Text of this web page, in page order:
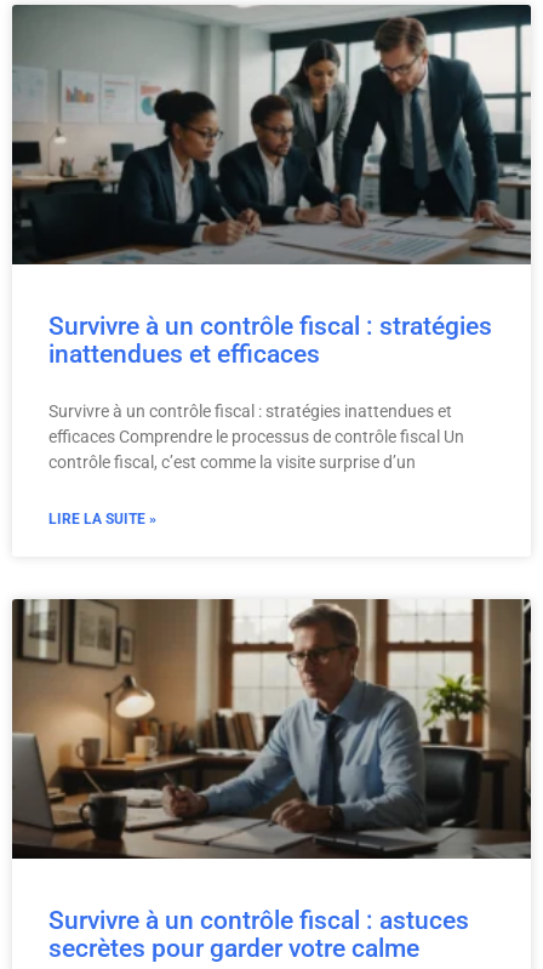
Survivre à un contrôle fiscal : stratégies
inattendues et efficaces
Survivre à un contrôle fiscal : stratégies inattendues et
efficaces Comprendre le processus de contrôle fiscal Un
contrôle fiscal, c’est comme la visite surprise d’un
LIRE LA SUITE »
Survivre à un contrôle fiscal : astuces
secrètes pour garder votre calme